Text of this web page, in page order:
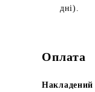
дні).
Оплата
Накладений